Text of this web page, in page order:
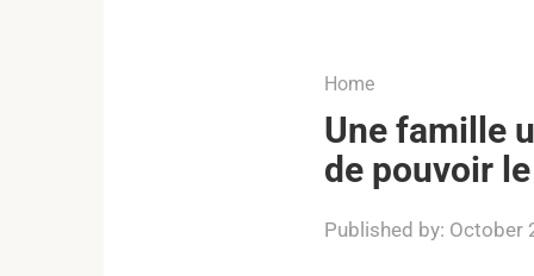
Home
Une famille
de pouvoir
Published by: October